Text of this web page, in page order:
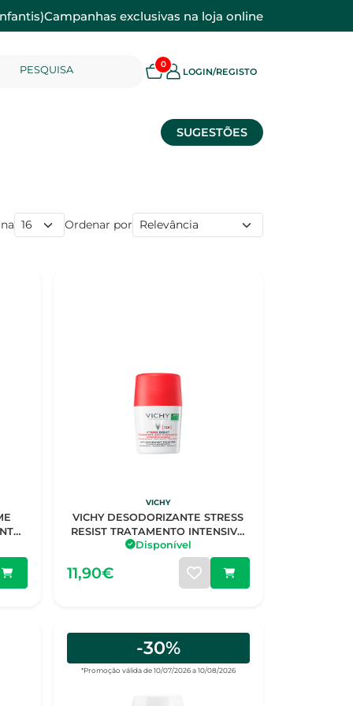
Campanhas exclusivas na loja online
PESQUISA 0
LOGIN/REGISTO
SUGESTÕES
Ordenar por
VICHY
VICHY DESODORIZANTE STRESS
RESIST TRATAMENTO INTENSIVO
ANTITRANSPIRANTE 72H ROLL-ON
Disponível
11,90€
-30%
*Promoção válida de 10/07/2026 a 10/08/2026